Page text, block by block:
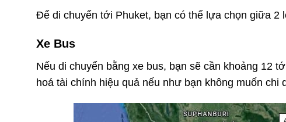
Để di chuyển tới Phuket, bạn có thể lựa chọn giữa 2
Xe Bus
Nếu di chuyển bằng xe bus, bạn sẽ cần khoảng 12
hoá tài chính hiệu quả nếu như bạn không muốn chi